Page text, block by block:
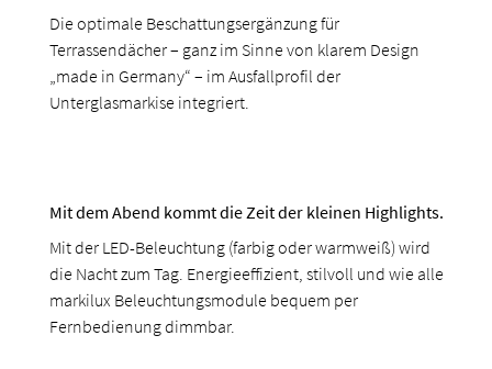
Die optimale Beschattungsergänzung für
Terrassendächer – ganz im Sinne von klarem Design
„made in Germany“ – im Ausfallprofil der
Unterglasmarkise integriert.
Mit dem Abend kommt die Zeit der kleinen Highlights.
Mit der LED-Beleuchtung (farbig oder warmweiß) wird
die Nacht zum Tag. Energieeffizient, stilvoll und wie alle
markilux Beleuchtungsmodule bequem per
Fernbedienung dimmbar.